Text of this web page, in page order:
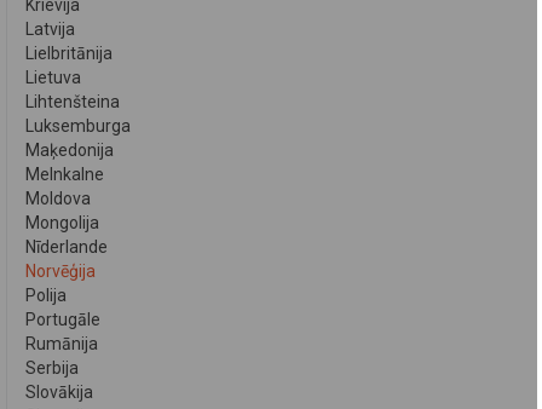
Krievija
Latvija
Lielbritānija
Lietuva
Lihtenšteina
Luksemburga
Maķedonija
Melnkalne
Moldova
Mongolija
Nīderlande
Norvēģija
Polija
Portugāle
Rumānija
Serbija
Slovākija